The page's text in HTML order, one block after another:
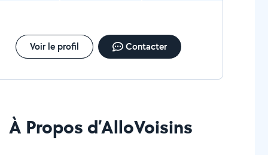
Voir le profil Contacter
À Propos d’AlloVoisins